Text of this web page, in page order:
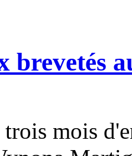
brevetés
mois